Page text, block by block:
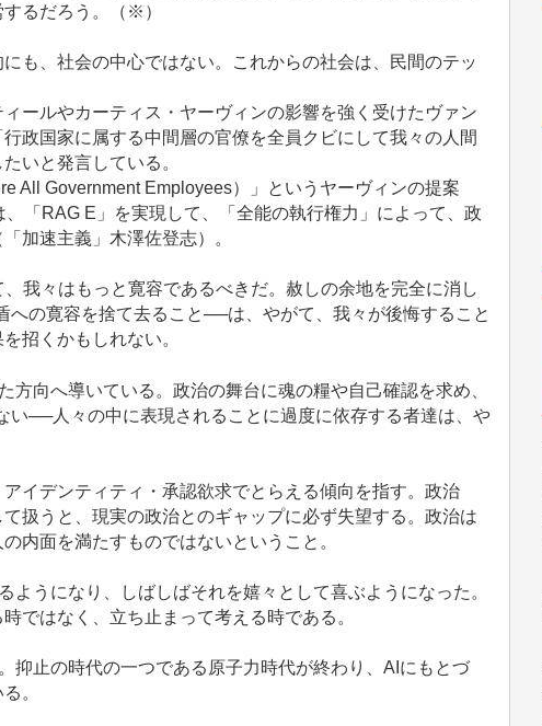
るだろう。（※）
も、社会の中心ではない。これからの社会は、民間のテッ
ールやカーティス・ヤーヴィンの影響を強く受けたヴァン
政国家に属する中間層の官僚を全員クビにして我々の人間
いと発言している。
All Government Employees）」というヤーヴィンの提案
「RAG E」を実現して、「全能の執行権力」によって、政
加速主義」木澤佐登志）。
我々はもっと寛容であるべきだ。赦しの余地を完全に消し
の寛容を捨て去ること──は、やがて、我々が後悔すること
招くかもしれない。
向へ導いている。政治の舞台に魂の糧や自己確認を求め、
い──人々の中に表現されることに過度に依存する者達は、や
イデンティティ・承認欲求でとらえる傾向を指す。政治
扱うと、現実の政治とのギャップに必ず失望する。政治は
内面を満たすものではないということ。
うになり、しばしばそれを嬉々として喜ぶようになった。
ではなく、立ち止まって考える時である。
抑止の時代の一つである原子力時代が終わり、AIにもとづ
。